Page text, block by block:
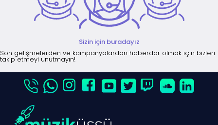
Sizin için buradayız
Son gelişmelerden ve kampanyalardan haberdar olmak için bizleri
takip etmeyi unutmayın!